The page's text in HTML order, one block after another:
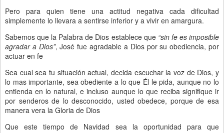
Pero para quien tiene una actitud negativa cada dificultad
simplemente lo llevara a sentirse inferior y a vivir en amargura.
Sabemos que la Palabra de Dios establece que “sin fe es imposible
agradar a Dios”, José fue agradable a Dios por su obediencia, por
actuar en fe
Sea cual sea tu situación actual, decida escuchar la voz de Dios, y
lo mas importante, sea obediente a lo que Él le pida, aunque no lo
entienda en lo natural, e incluso aunque lo que reciba signifique ir
por senderos de lo desconocido, usted obedece, porque de esa
manera vera la Gloria de Dios
Que este tiempo de Navidad sea la oportunidad para que